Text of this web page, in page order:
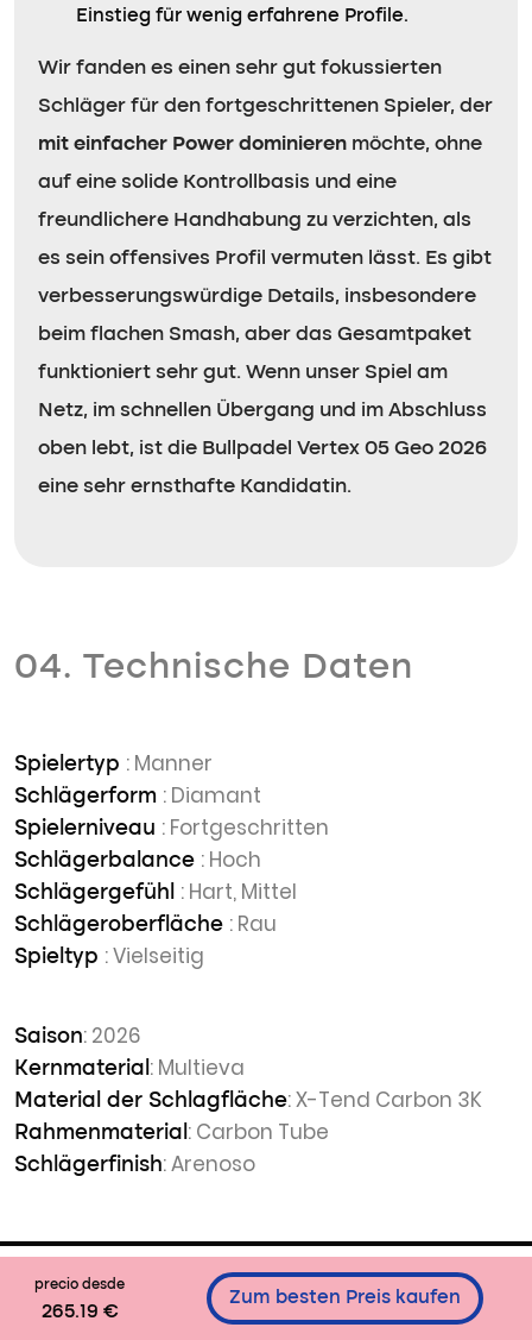
precio desde
265.19 €
Zum besten Preis kaufen
Einstieg für wenig erfahrene Profile.
Wir fanden es einen sehr gut fokussierten
Schläger für den fortgeschrittenen Spieler, der
mit einfacher Power dominieren möchte, ohne
auf eine solide Kontrollbasis und eine
freundlichere Handhabung zu verzichten, als
es sein offensives Profil vermuten lässt. Es gibt
verbesserungswürdige Details, insbesondere
beim flachen Smash, aber das Gesamtpaket
funktioniert sehr gut. Wenn unser Spiel am
Netz, im schnellen Übergang und im Abschluss
oben lebt, ist die Bullpadel Vertex 05 Geo 2026
eine sehr ernsthafte Kandidatin.
04. Technische Daten
Spielertyp : Manner
Schlägerform : Diamant
Spielerniveau : Fortgeschritten
Schlägerbalance : Hoch
Schlägergefühl : Hart, Mittel
Schlägeroberfläche : Rau
Spieltyp : Vielseitig
Saison: 2026
Kernmaterial : Multieva
Material der Schlagfläche: X-Tend Carbon 3K
Rahmenmaterial : Carbon Tube
Schlägerfinish: Arenoso